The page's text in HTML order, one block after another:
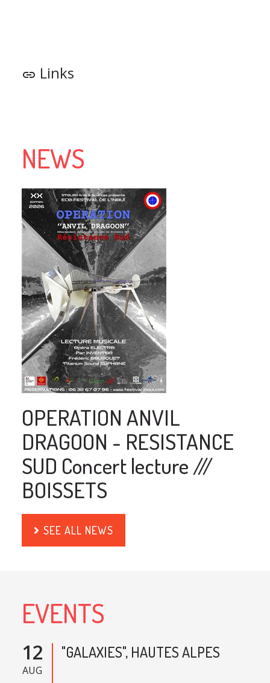
link Links
NEWS
OPERATION ANVIL
DRAGOON - RESISTANCE
SUD Concert lecture ///
BOISSETS
SEE ALL NEWS
EVENTS
12
AUG
"GALAXIES", HAUTES ALPES